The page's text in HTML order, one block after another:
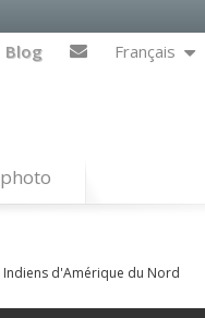
Français
Blog
d'Amérique du Nord